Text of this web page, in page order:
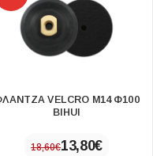
VELCRO Μ14 Φ100
BIHUI
18,60€13,80€